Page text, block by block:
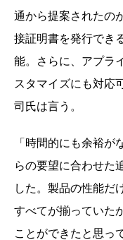
通から提案されたの
接証明書を発行でき
能。さらに、アプラ
スタマイズにも対応
司氏は言う。
「時間的にも余裕が
らの要望に合わせた
した。製品の性能だ
すべてが揃っていた
ことができたと思っ